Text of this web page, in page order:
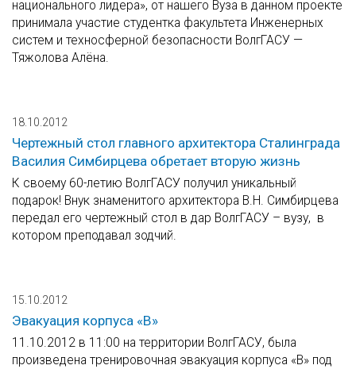
национального лидера», от нашего Вуза в данном проекте
принимала участие студентка факультета Инженерных
систем и техносферной безопасности ВолгГАСУ —
Тяжолова Алёна.
18.10.2012
Чертежный стол главного архитектора Сталинграда
Василия Симбирцева обретает вторую жизнь
К своему 60-летию ВолгГАСУ получил уникальный
подарок! Внук знаменитого архитектора В.Н. Симбирцева
передал его чертежный стол в дар ВолгГАСУ – вузу, в
котором преподавал зодчий.
15.10.2012
Эвакуация корпуса «В»
11.10.2012 в 11:00 на территории ВолгГАСУ, была
произведена тренировочная эвакуация корпуса «В» под